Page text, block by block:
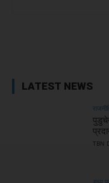
LATEST NEWS
TBN